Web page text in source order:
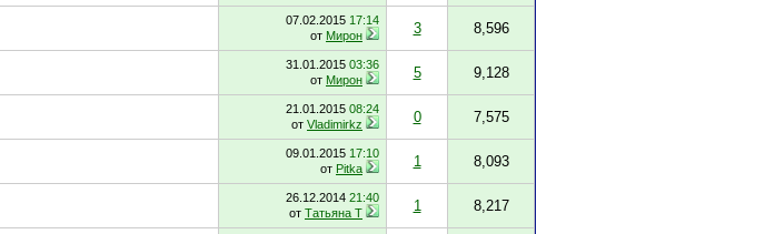
07.02.2015 17:14
от Мирон 3 8,596
31.01.2015 03:36
от Мирон 5 9,128
21.01.2015 08:24
от Vladimirkz 0 7,575
09.01.2015 17:10
от Pitka 1 8,093
26.12.2014 21:40
от Татьяна Т 1 8,217